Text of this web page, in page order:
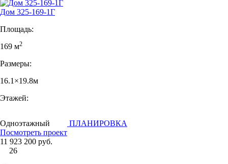
Дом 325-169-1Г
Площадь:
169 м2
Размеры:
16.1×19.8м
Этажей:
Одноэтажный
ПЛАНИРОВКА
Посмотреть проект
11 923 200 руб.
26